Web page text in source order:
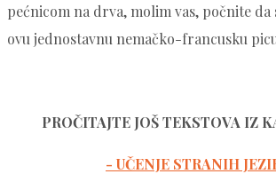
pećnicom na drva, molim vas, počnite
ovu jednostavnu nemačko-francusku
PROČITAJTE JOŠ TEKSTOVA IZ
- UČENJE STRANIH